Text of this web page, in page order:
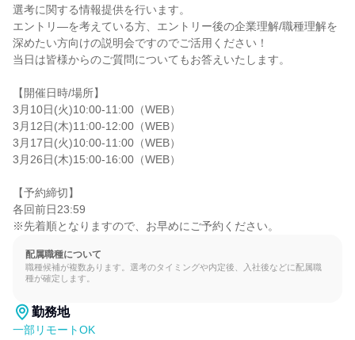
選考に関する情報提供を行います。
エントリ―を考えている方、エントリー後の企業理解/職種理解を
深めたい方向けの説明会ですのでご活用ください！
当日は皆様からのご質問についてもお答えいたします。
【開催日時/場所】
3月10日(火)10:00-11:00（WEB）
3月12日(木)11:00-12:00（WEB）
3月17日(火)10:00-11:00（WEB）
3月26日(木)15:00-16:00（WEB）
【予約締切】
各回前日23:59
※先着順となりますので、お早めにご予約ください。
配属職種について
職種候補が複数あります。選考のタイミングや内定後、入社後などに配属職
種が確定します。
勤務地
一部リモートOK